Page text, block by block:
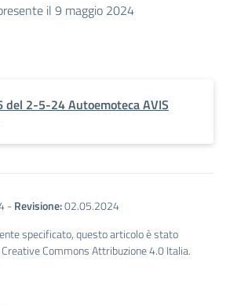
il 9 maggio 2024
del 2-5-24 Autoemoteca AVIS
-Revisione:02.05.2024
specificato, questo articolo è stato
Commons Attribuzione 4.0 Italia.